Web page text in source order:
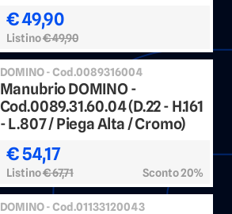
€ 49,90
Listino€ 49,90
DOMINO - Cod.0089316004
Manubrio DOMINO -
Cod.0089.31.60.04 (D.22 - H.161
- L.807 / Piega Alta / Cromo)
€ 54,17
Listino€ 67,71 Sconto 20%
DOMINO - Cod.01133120043